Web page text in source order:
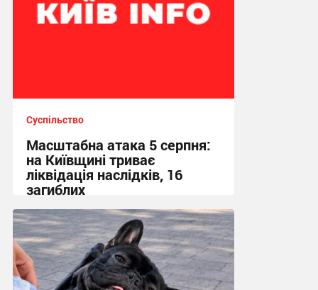
Суспільство
Масштабна атака 5 серпня:
на Київщині триває
ліквідація наслідків, 16
загиблих
13:23 сьогодні